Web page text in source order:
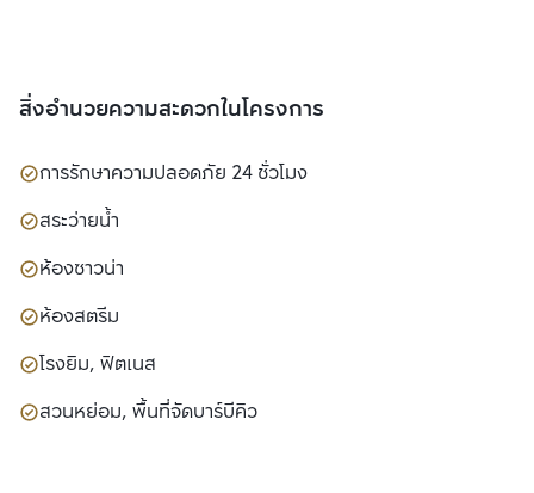
สิ่งอำนวยความสะดวกในโครงการ
การรักษาความปลอดภัย 24 ชั่วโมง
สระว่ายน้ำ
ห้องซาวน่า
ห้องสตรีม
โรงยิม, ฟิตเนส
สวนหย่อม, พื้นที่จัดบาร์บีคิว